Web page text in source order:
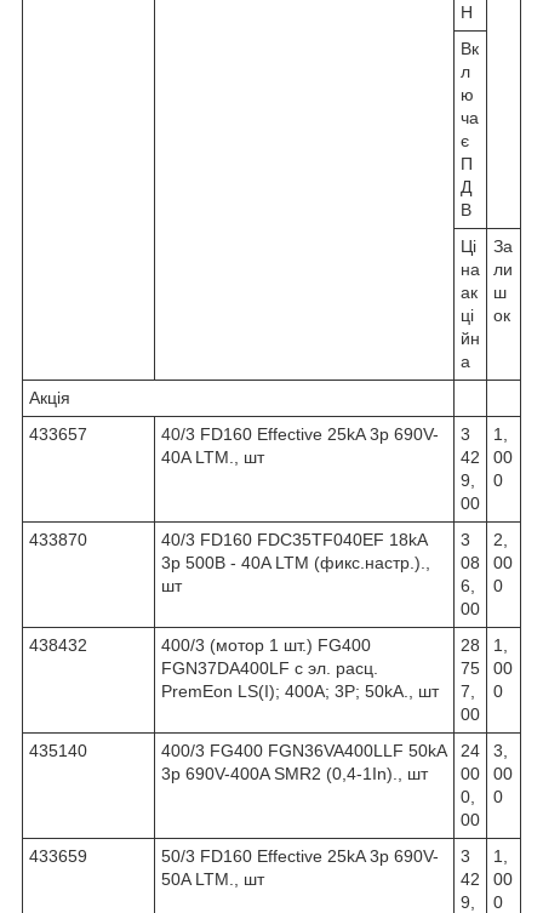
H
Вк
л
ю
ча
є
П
Д
В
Ці
на
ак
ці
йн
а
За
ли
ш
ок
Акція
433657
40/3 FD160 Effective 25kA 3p 690V-
40A LTM., шт
3
42
9,
00
1,
00
0
433870
40/3 FD160 FDC35TF040EF 18kA
3p 500В - 40A LTM (фикс.настр.).,
шт
3
08
6,
00
2,
00
0
438432
400/3 (мотор 1 шт.) FG400
FGN37DA400LF с эл. расц.
PremEon LS(I); 400A; 3P; 50kA., шт
28
75
7,
00
1,
00
0
435140
400/3 FG400 FGN36VA400LLF 50kA
3p 690V-400A SMR2 (0,4-1In)., шт
24
00
0,
00
3,
00
0
433659
50/3 FD160 Effective 25kA 3p 690V-
50A LTM., шт
3
42
9,
1,
00
0